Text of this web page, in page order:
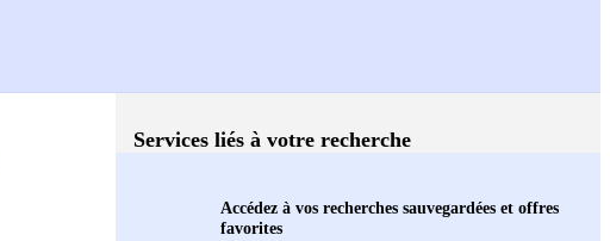
Services liés à votre recherche
Accédez à vos recherches sauvegardées et offres
favorites